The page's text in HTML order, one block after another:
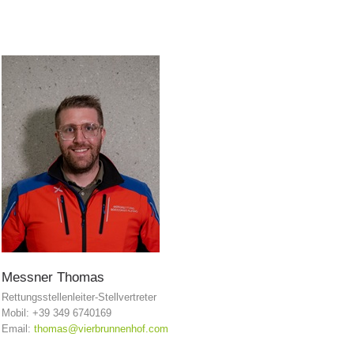
Einsätze
Messner Thomas
Rettungsstellenleiter-Stellvertreter
Mobil: +39 349 6740169
Email: thomas@vierbrunnenhof.com